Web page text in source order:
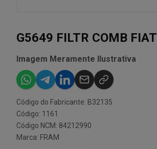
G5649 FILTR COMB FIAT
Imagem Meramente Ilustrativa
Código do Fabricante: B32135
Código: 1161
Código NCM: 84212990
Marca: FRAM